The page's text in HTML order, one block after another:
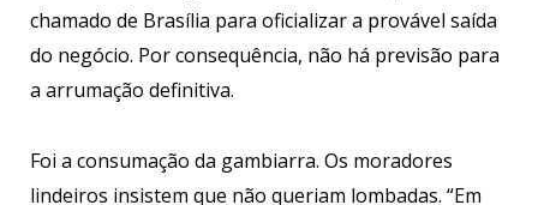
chamado de Brasília para oficializar a provável saída
do negócio. Por consequência, não há previsão para
a arrumação definitiva.
Foi a consumação da gambiarra. Os moradores
lindeiros insistem que não queriam lombadas. “Em